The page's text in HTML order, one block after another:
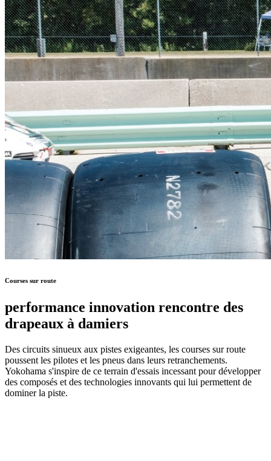
Courses sur route
performance innovation rencontre des
drapeaux à damiers
Des circuits sinueux aux pistes exigeantes, les courses sur route
poussent les pilotes et les pneus dans leurs retranchements.
Yokohama s'inspire de ce terrain d'essais incessant pour développer
des composés et des technologies innovants qui lui permettent de
dominer la piste.